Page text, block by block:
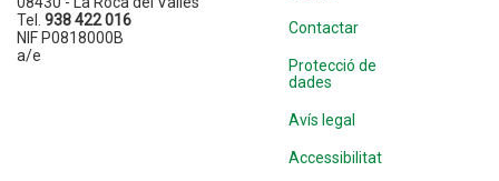
Tel. 938 422 016
NIF P0818000B
a/e
Contactar
Protecció de
dades
Avís legal
Accessibilitat